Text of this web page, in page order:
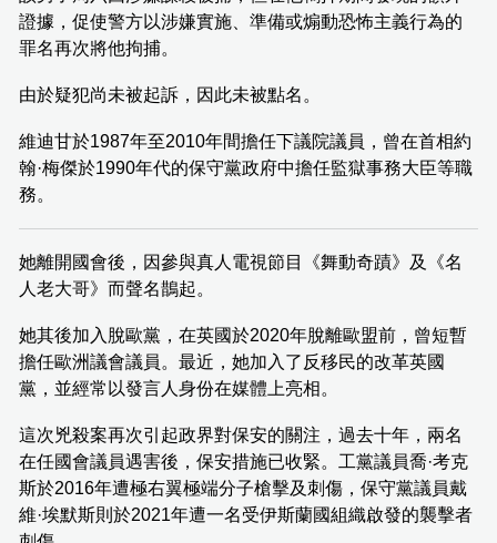
證據，促使警方以涉嫌實施、準備或煽動恐怖主義行為的
罪名再次將他拘捕。
由於疑犯尚未被起訴，因此未被點名。
維迪甘於1987年至2010年間擔任下議院議員，曾在首相約
翰·梅傑於1990年代的保守黨政府中擔任監獄事務大臣等職
務。
她離開國會後，因參與真人電視節目《舞動奇蹟》及《名
人老大哥》而聲名鵲起。
她其後加入脫歐黨，在英國於2020年脫離歐盟前，曾短暫
擔任歐洲議會議員。最近，她加入了反移民的改革英國
黨，並經常以發言人身份在媒體上亮相。
這次兇殺案再次引起政界對保安的關注，過去十年，兩名
在任國會議員遇害後，保安措施已收緊。工黨議員喬·考克
斯於2016年遭極右翼極端分子槍擊及刺傷，保守黨議員戴
維·埃默斯則於2021年遭一名受伊斯蘭國組織啟發的襲擊者